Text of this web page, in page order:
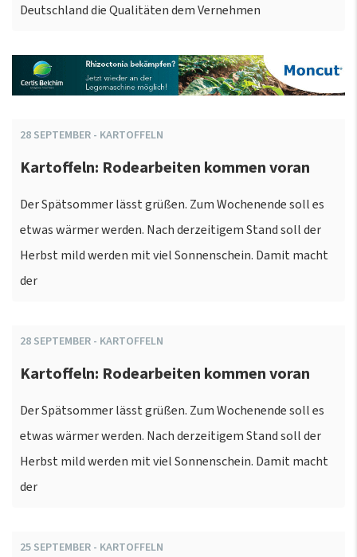
Deutschland die Qualitäten dem Vernehmen
28 SEPTEMBER - KARTOFFELN
Kartoffeln: Rodearbeiten kommen voran
Der Spätsommer lässt grüßen. Zum Wochenende soll es
etwas wärmer werden. Nach derzeitigem Stand soll der
Herbst mild werden mit viel Sonnenschein. Damit macht
der
28 SEPTEMBER - KARTOFFELN
Kartoffeln: Rodearbeiten kommen voran
Der Spätsommer lässt grüßen. Zum Wochenende soll es
etwas wärmer werden. Nach derzeitigem Stand soll der
Herbst mild werden mit viel Sonnenschein. Damit macht
der
25 SEPTEMBER - KARTOFFELN